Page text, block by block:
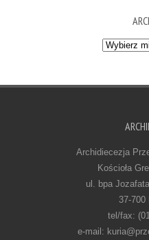
Archiwum
Archidiecezja
Kościoła
ul. bpa
37-
tel/fax:
e-mail: